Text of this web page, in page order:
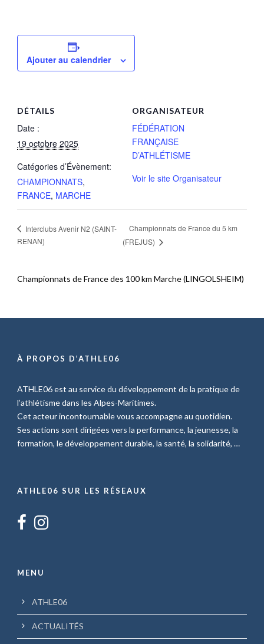
Ajouter au calendrier
DÉTAILS
Date :
19 octobre 2025
Catégories d’Évènement:
CHAMPIONNATS,
FRANCE, MARCHE
ORGANISATEUR
FÉDÉRATION
FRANÇAISE
D’ATHLÉTISME
Voir le site Organisateur
Interclubs Avenir N2 (SAINT-
RENAN)
Championnats de France du 5 km
(FREJUS)
Championnats de France des 100 km Marche (LINGOLSHEIM)
À PROPOS D’ATHLE06
ATHLE06 est au service du développement de la pratique de
l’athlétisme dans les Alpes-Maritimes.
Cet acteur incontournable vous accompagne au quotidien.
Ses actions sont dirigées vers la performance, la jeunesse, la
formation, le développement durable, la santé, la solidarité, …
ATHLE06 SUR LES RÉSEAUX
MENU
ATHLE06
ACTUALITÉS